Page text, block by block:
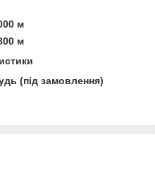
м
м
(під замовлення)